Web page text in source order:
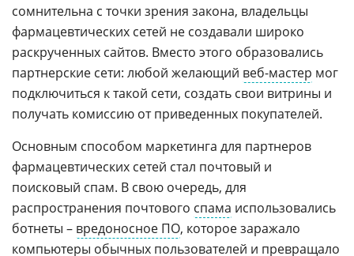
сомнительна с точки зрения закона, владельцы
фармацевтических сетей не создавали широко
раскрученных сайтов. Вместо этого образовались
партнерские сети: любой желающий веб-мастер мог
подключиться к такой сети, создать свои витрины и
получать комиссию от приведенных покупателей.
Основным способом маркетинга для партнеров
фармацевтических сетей стал почтовый и
поисковый спам. В свою очередь, для
распространения почтового спама использовались
ботнеты – вредоносное ПО, которое заражало
компьютеры обычных пользователей и превращало